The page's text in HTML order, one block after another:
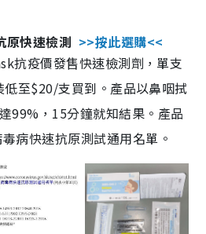
原快速檢測 >>按此選購<<
抗疫價發售快速檢測劑，單支
至$20/支買到。產品以鼻咽拭
99%，15分鐘就知結果。產品
病快速抗原測試通用名單。